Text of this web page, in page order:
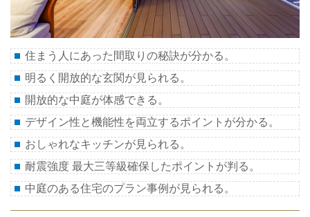
住まう人にあった間取りの秘訣が分かる。
明るく開放的な玄関が見られる。
開放的な中庭が体感できる。
デザイン性と機能性を両立するポイントが分かる。
おしゃれなキッチンが見られる。
耐震強度 最大三等級確保したポイントが判る。
中庭のある住宅のプラン事例が見られる。